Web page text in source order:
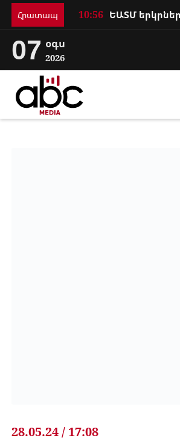
Հրատապ 10:56
07 օգս
2026
28.05.24 / 17:08